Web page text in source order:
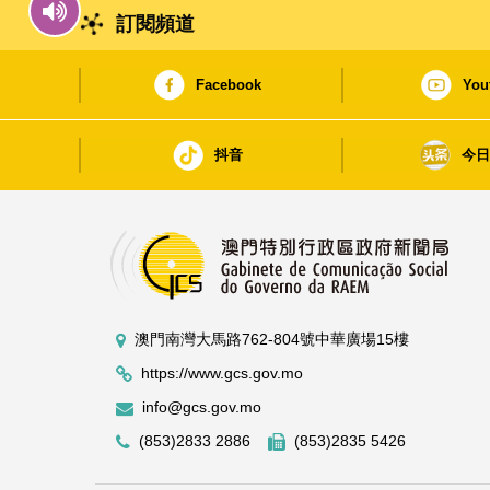
訂閱頻道
Facebook
抖音 今
澳門南灣大馬路762-804號中華廣場15樓
https://www.gcs.gov.mo
info@gcs.gov.mo
(853)2833 2886
(853)2835 5426